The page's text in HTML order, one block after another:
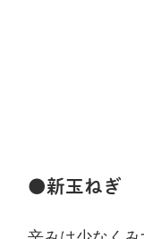
●新玉ねぎ